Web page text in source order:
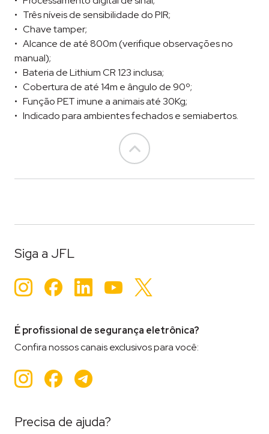
Três níveis de sensibilidade do PIR;
Chave tamper;
Alcance de até 800m (verifique observações no
manual);
Bateria de Lithium CR 123 inclusa;
Cobertura de até 14m e ângulo de 90º;
Função PET imune a animais até 30Kg;
Indicado para ambientes fechados e semiabertos.
Go to top
Siga a JFL
Instagram
Facebook
LinkedInYouTube
É profissional de segurança eletrônica?
Confira nossos canais exclusivos para você:
Instagram
Facebook
Teleram
Precisa de ajuda?